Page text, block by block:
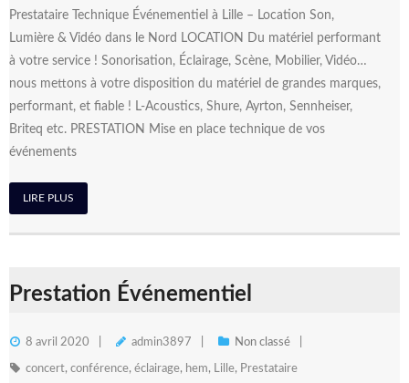
Prestataire Technique Événementiel à Lille – Location Son,
Lumière & Vidéo dans le Nord LOCATION Du matériel performant
à votre service ! Sonorisation, Éclairage, Scène, Mobilier, Vidéo…
nous mettons à votre disposition du matériel de grandes marques,
performant, et fiable ! L-Acoustics, Shure, Ayrton, Sennheiser,
Briteq etc. PRESTATION Mise en place technique de vos
événements
LIRE PLUS
Prestation Événementiel
8 avril 2020 admin3897 Non classé
concert, conférence, éclairage, hem, Lille, Prestataire